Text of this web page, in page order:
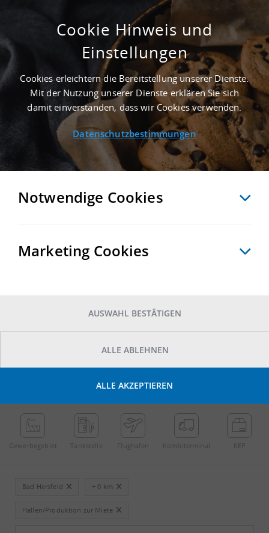
SUCHE ANPASSEN
6 Treffer anzeigen
6
POINTS OF INTEREST
Gewerbe­gebiet Tankstelle Flughafen Kombi­terminal KEP
Bad Hersfeld + 0 km
Hallen/Produktion zur Miete
Cookie Hinweis und
Einstellungen
Cookies erleichtern die Bereitstellung unserer Dienste.
Mit der Nutzung unserer Dienste erklären Sie sich
damit einverstanden, dass wir Cookies verwenden.
Datenschutzbestimmungen
Notwendige Cookies
Marketing Cookies
AUSWAHL BESTÄTIGEN
ALLE ABLEHNEN
ALLE AKZEPTIEREN